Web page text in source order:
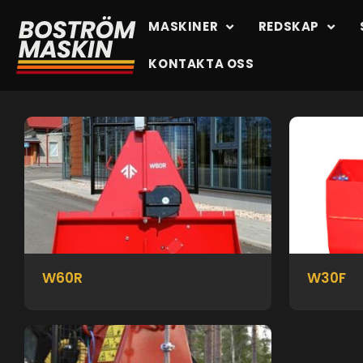
MASKINER REDSKAP
KONTAKTA OSS
W60R W30F